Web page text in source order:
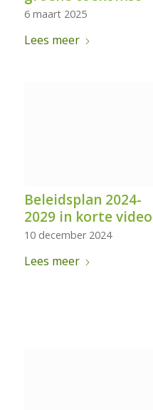
6 maart 2025
Lees meer
Beleidsplan 2024-
2029 in korte video
10 december 2024
Lees meer